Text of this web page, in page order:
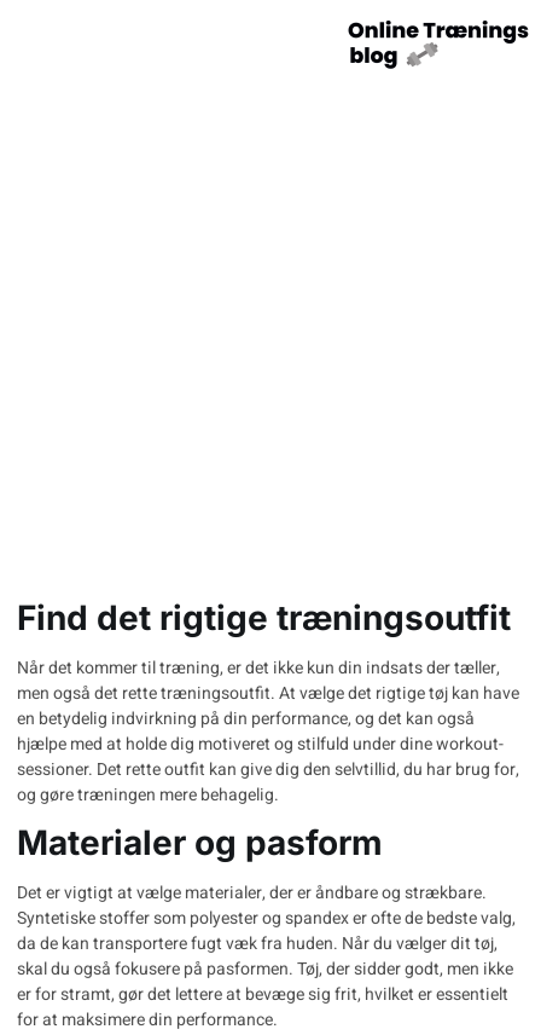
Find det rigtige træningsoutfit
Når det kommer til træning, er det ikke kun din indsats der tæller,
men også det rette træningsoutfit. At vælge det rigtige tøj kan have
en betydelig indvirkning på din performance, og det kan også
hjælpe med at holde dig motiveret og stilfuld under dine workout-
sessioner. Det rette outfit kan give dig den selvtillid, du har brug for,
og gøre træningen mere behagelig.
Materialer og pasform
Det er vigtigt at vælge materialer, der er åndbare og strækbare.
Syntetiske stoffer som polyester og spandex er ofte de bedste valg,
da de kan transportere fugt væk fra huden. Når du vælger dit tøj,
skal du også fokusere på pasformen. Tøj, der sidder godt, men ikke
er for stramt, gør det lettere at bevæge sig frit, hvilket er essentielt
for at maksimere din performance.